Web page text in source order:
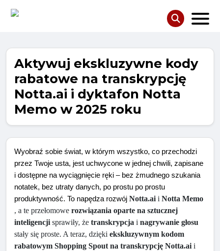
Aktywuj ekskluzywne kody
rabatowe na transkrypcję
Notta.ai i dyktafon Notta
Memo w 2025 roku
Wyobraź sobie świat, w którym wszystko, co przechodzi
przez Twoje usta, jest uchwycone w jednej chwili, zapisane
i dostępne na wyciągnięcie ręki – bez żmudnego szukania
notatek, bez utraty danych, po prostu po prostu
produktywność. To napędza rozwój Notta.ai i Notta Memo
, a te przełomowe rozwiązania oparte na sztucznej
inteligencji sprawiły, że transkrypcja i nagrywanie głosu
stały się proste. A teraz, dzięki ekskluzywnym kodom
rabatowym Shopping Spout na transkrypcję Notta.ai